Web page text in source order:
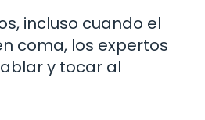
incluso cuando el
coma, los expertos
y tocar al